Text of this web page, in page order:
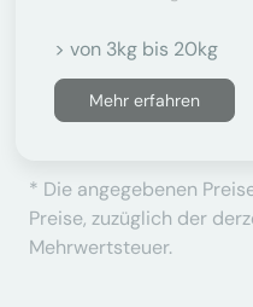
> von 3kg bis 20kg
Mehr erfahren
* Die angegebenen
Preise, zuzüglich der
Mehrwertsteuer.